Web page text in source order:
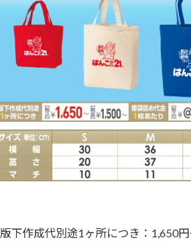
版下作成代別途1ヶ所につき：1,650